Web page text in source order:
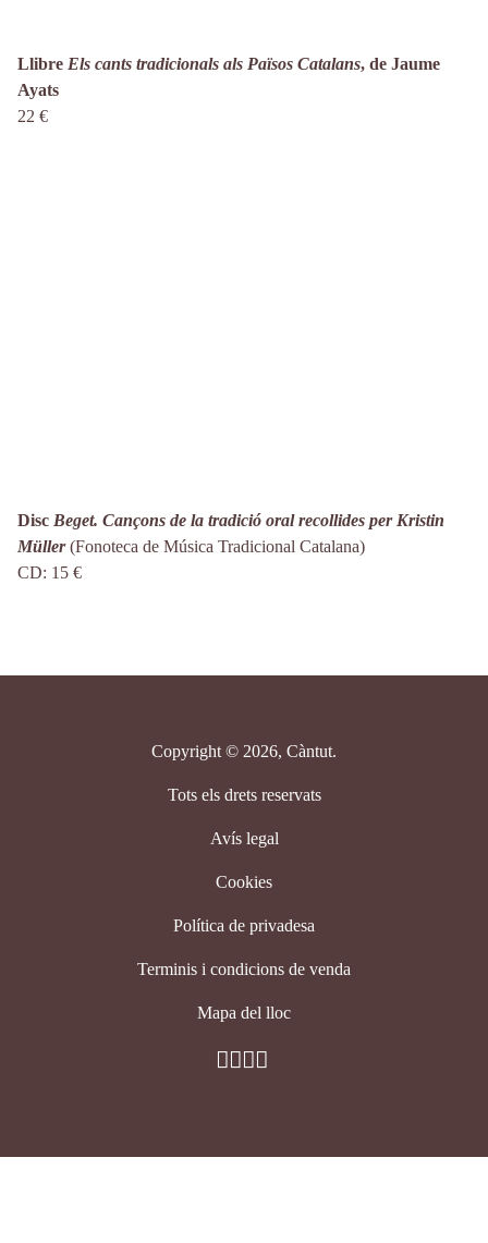
Llibre Els cants tradicionals als Països Catalans, de Jaume
Ayats
22 €
Disc Beget. Cançons de la tradició oral recollides per Kristin
Müller(Fonoteca de Música Tradicional Catalana)
CD: 15 €
Copyright © 2026, Càntut.
Tots els drets reservats
Avís legal
Cookies
Política de privadesa
Terminis i condicions de venda
Mapa del lloc